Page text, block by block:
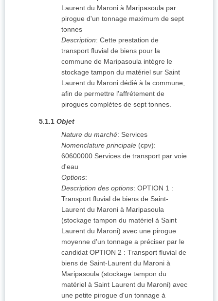
Laurent du Maroni à Maripasoula par
pirogue d'un tonnage maximum de sept
tonnes
Description: Cette prestation de
transport fluvial de biens pour la
commune de Maripasoula intègre le
stockage tampon du matériel sur Saint
Laurent du Maroni dédié à la commune,
afin de permettre l'affrétement de
pirogues complètes de sept tonnes.
5.1.1 Objet
Nature du marché: Services
Nomenclature principale (cpv):
60600000 Services de transport par voie
d'eau
Options:
Description des options: OPTION 1 :
Transport fluvial de biens de Saint-
Laurent du Maroni à Maripasoula
(stockage tampon du matériel à Saint
Laurent du Maroni) avec une pirogue
moyenne d'un tonnage a préciser par le
candidat OPTION 2 : Transport fluvial de
biens de Saint-Laurent du Maroni à
Maripasoula (stockage tampon du
matériel à Saint Laurent du Maroni) avec
une petite pirogue d'un tonnage à